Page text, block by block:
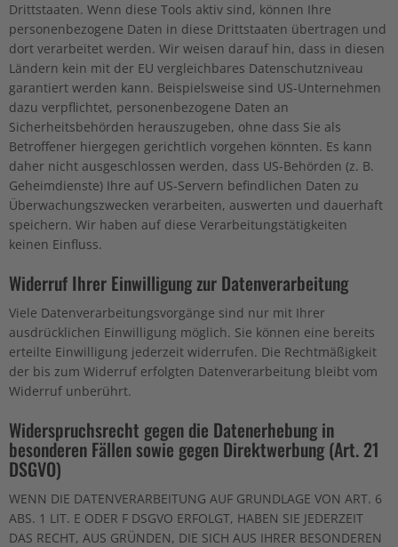
Drittstaaten. Wenn diese Tools aktiv sind, können Ihre
personenbezogene Daten in diese Drittstaaten übertragen und
dort verarbeitet werden. Wir weisen darauf hin, dass in diesen
Ländern kein mit der EU vergleichbares Datenschutzniveau
garantiert werden kann. Beispielsweise sind US-Unternehmen
dazu verpflichtet, personenbezogene Daten an
Sicherheitsbehörden herauszugeben, ohne dass Sie als
Betroffener hiergegen gerichtlich vorgehen könnten. Es kann
daher nicht ausgeschlossen werden, dass US-Behörden (z. B.
Geheimdienste) Ihre auf US-Servern befindlichen Daten zu
Überwachungszwecken verarbeiten, auswerten und dauerhaft
speichern. Wir haben auf diese Verarbeitungstätigkeiten
keinen Einfluss.
Widerruf Ihrer Einwilligung zur Datenverarbeitung
Viele Datenverarbeitungsvorgänge sind nur mit Ihrer
ausdrücklichen Einwilligung möglich. Sie können eine bereits
erteilte Einwilligung jederzeit widerrufen. Die Rechtmäßigkeit
der bis zum Widerruf erfolgten Datenverarbeitung bleibt vom
Widerruf unberührt.
Widerspruchsrecht gegen die Datenerhebung in
besonderen Fällen sowie gegen Direktwerbung (Art. 21
DSGVO)
WENN DIE DATENVERARBEITUNG AUF GRUNDLAGE VON ART. 6
ABS. 1 LIT. E ODER F DSGVO ERFOLGT, HABEN SIE JEDERZEIT
DAS RECHT, AUS GRÜNDEN, DIE SICH AUS IHRER BESONDEREN